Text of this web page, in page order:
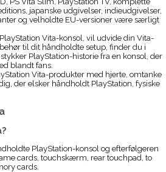
japanske udgivelser, indieudgivelser,
og velholdte EU-versioner være særligt
Vita-konsol, vil udvide din Vita-
til dit håndholdte setup, finder du i
PlayStation-historie fra en konsol, der
blandt fans.
Vita-produkter med hjerte, omtanke
der elsker håndholdt PlayStation, fysiske
PlayStation-konsol og efterfølgeren
cards, touchskærm, rear touchpad, to
cards.